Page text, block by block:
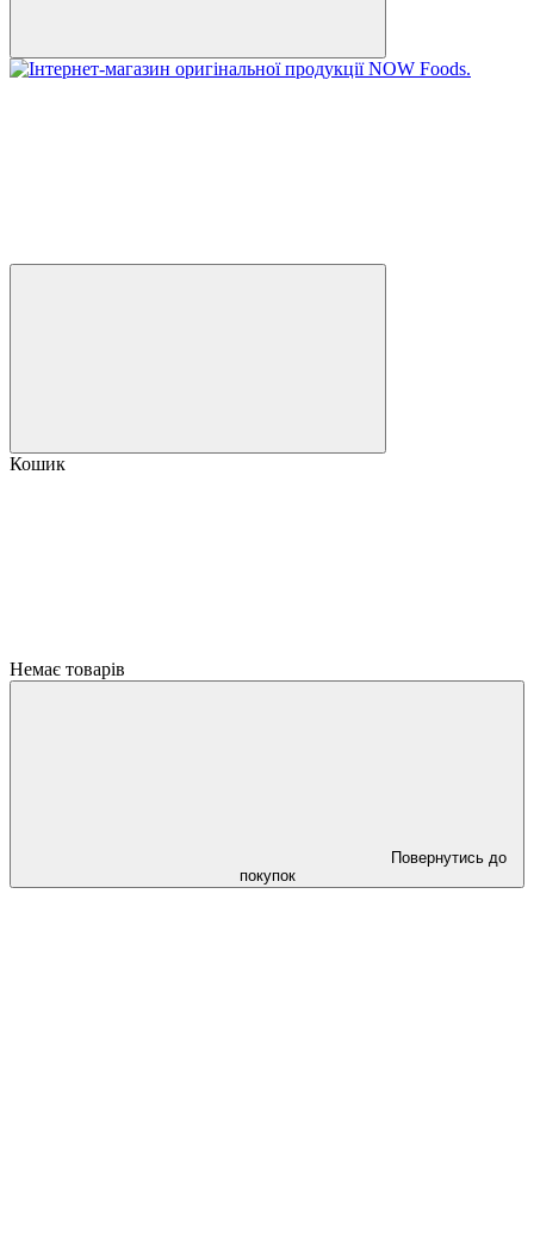
Кошик
Немає товарів
Повернутись до
покупок